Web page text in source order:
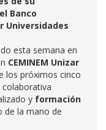
Banco
Universidades
esta semana en
CEMINEM Unizar
los próximos cinco
y formación
de la mano de